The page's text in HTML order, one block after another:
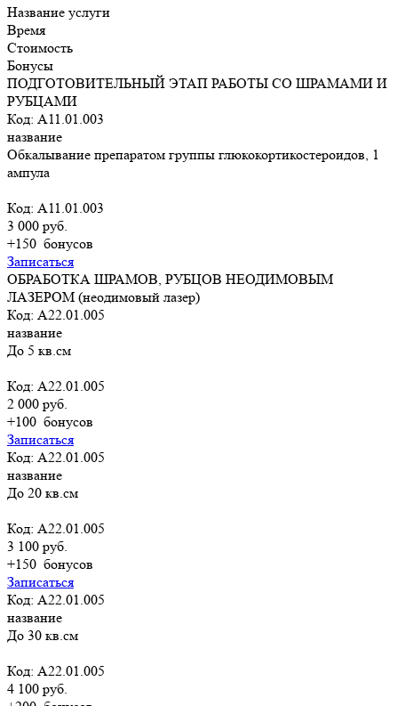
Название услуги
Время
Стоимость
Бонусы
ПОДГОТОВИТЕЛЬНЫЙ ЭТАП РАБОТЫ СО ШРАМАМИ И
РУБЦАМИ
Код: А11.01.003
название
Обкалывание препаратом группы глюкокортикостероидов, 1
ампула
Код: А11.01.003
3 000 руб.
+150 бонусов
Записаться
ОБРАБОТКА ШРАМОВ, РУБЦОВ НЕОДИМОВЫМ
ЛАЗЕРОМ (неодимовый лазер)
Код: А22.01.005
название
До 5 кв.см
Код: А22.01.005
2 000 руб.
+100 бонусов
Записаться
Код: А22.01.005
название
До 20 кв.см
Код: А22.01.005
3 100 руб.
+150 бонусов
Записаться
Код: А22.01.005
название
До 30 кв.см
Код: А22.01.005
4 100 руб.